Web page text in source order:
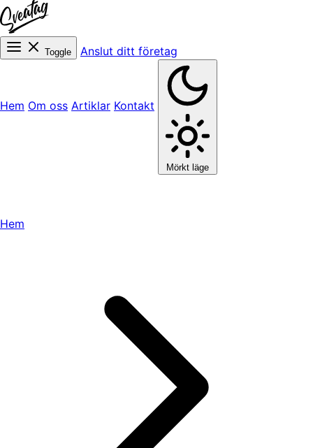
Toggle Anslut ditt företag
Hem Om oss Artiklar Kontakt
Mörkt läge
Hem